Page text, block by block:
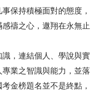
保持積極面對的態度，
禱之心，遨翔在永無止
，連結個人、學說與實
業之智識與能力，並落
金榜題名並不是終點，